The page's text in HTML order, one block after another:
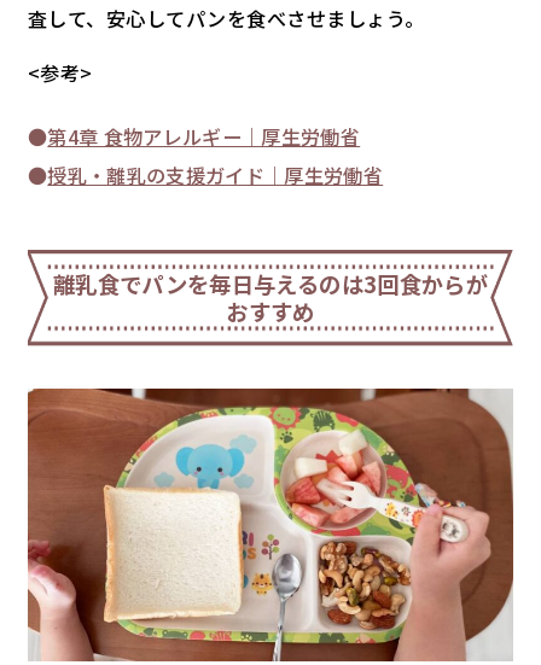
査して、安心してパンを食べさせましょう。
<参考>
第4章 食物アレルギー｜厚生労働省
授乳・離乳の支援ガイド｜厚生労働省
離乳食でパンを毎日与えるのは3回食からが
おすすめ